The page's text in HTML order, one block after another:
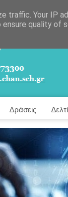
Δράσεις
traffic. Your IP
quality of